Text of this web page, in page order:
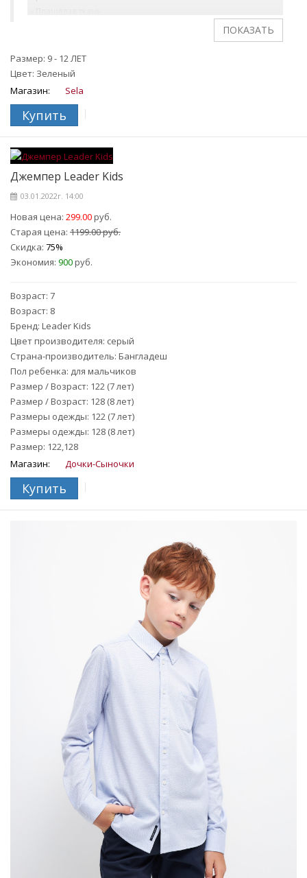
- Флисовая подкладка
Размер: 9 - 12 ЛЕТ
Цвет: Зеленый
Магазин:
Sela
Купить
Джемпер Leader Kids
03.01.2022г. 14:00
Новая цена: 299.00руб.
Старая цена: 1199.00 руб.
Скидка: 75%
Экономия: 900руб.
Возраст: 7
Возраст: 8
Бренд: Leader Kids
Цвет производителя: серый
Страна-производитель: Бангладеш
Пол ребенка: для мальчиков
Размер / Возраст: 122 (7 лет)
Размер / Возраст: 128 (8 лет)
Размеры одежды: 122 (7 лет)
Размеры одежды: 128 (8 лет)
Размер: 122,128
Магазин:
Дочки-Сыночки
Купить